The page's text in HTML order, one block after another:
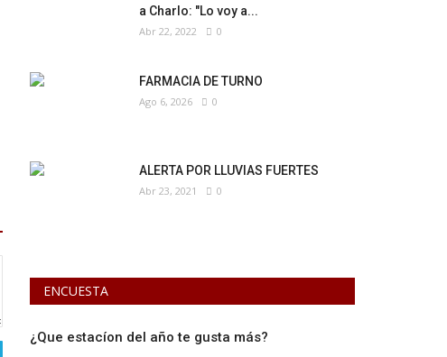
a Charlo: "Lo voy a...
Abr 22, 2022 0
FARMACIA DE TURNO
Ago 6, 2026 0
ALERTA POR LLUVIAS FUERTES
Abr 23, 2021 0
ENCUESTA
¿Que estacíon del año te gusta más?